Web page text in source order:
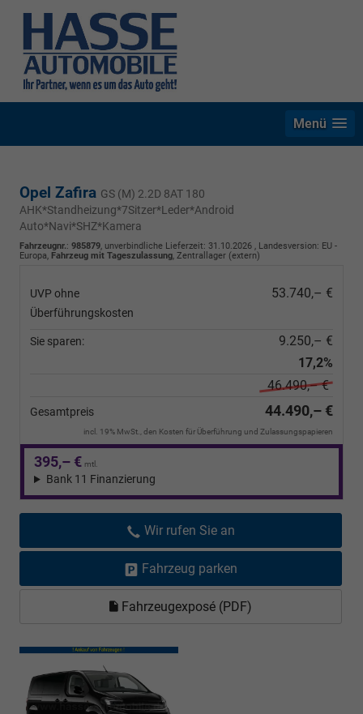
Menü
Opel Zafira GS (M) 2.2D 8AT 180
AHK*Standheizung*7Sitzer*Leder*Android
Auto*Navi*SHZ*Kamera
Fahrzeugnr.: 985879, unverbindliche Lieferzeit: 31.10.2026 , Landesversion: EU -
Europa, Fahrzeug mit Tageszulassung, Zentrallager (extern)
UVP ohne
Überführungskosten
53.740,– €
Sie sparen:
9.250,– €
17,2%
46.490,– €
Gesamtpreis 44.490,– €
incl. 19% MwSt., den Kosten für Überführung und Zulassungspapieren
395,– € mtl.
Bank 11 Finanzierung
Wir rufen Sie an
Fahrzeug parken
Fahrzeugexposé (PDF)